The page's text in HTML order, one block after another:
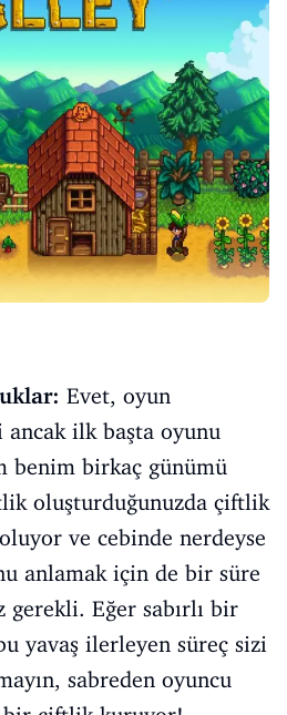
Evet, oyun
ancak ilk başta oyunu
benim birkaç günümü
oluşturduğunuzda çiftlik
ve cebinde nerdeyse
anlamak için de bir süre
Eğer sabırlı bir
yavaş ilerleyen süreç sizi
sabreden oyuncu